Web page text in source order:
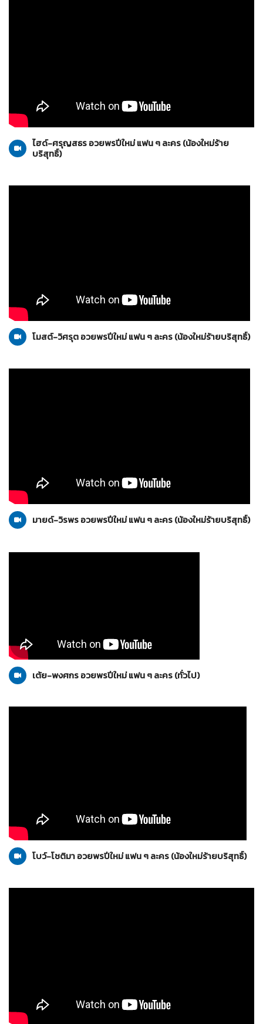
10-01-2559
ไฮด์-ศรุญสธร อวยพรปีใหม่ แฟน ๆ ละคร (น้องใหม่ร้าย
บริสุทธิ์)
10-01-2559
โมสต์-วิศรุต อวยพรปีใหม่ แฟน ๆ ละคร (น้องใหม่ร้ายบริสุทธิ์)
10-01-2559
มายด์-วิรพร อวยพรปีใหม่ แฟน ๆ ละคร (น้องใหม่ร้ายบริสุทธิ์)
10-01-2559
ทั่วไป
เต้ย-พงศกร อวยพรปีใหม่ แฟน ๆ ละคร (ทั่วไป)
10-01-2559
โบว์-โชติมา อวยพรปีใหม่ แฟน ๆ ละคร (น้องใหม่ร้ายบริสุทธิ์)
10-01-2559